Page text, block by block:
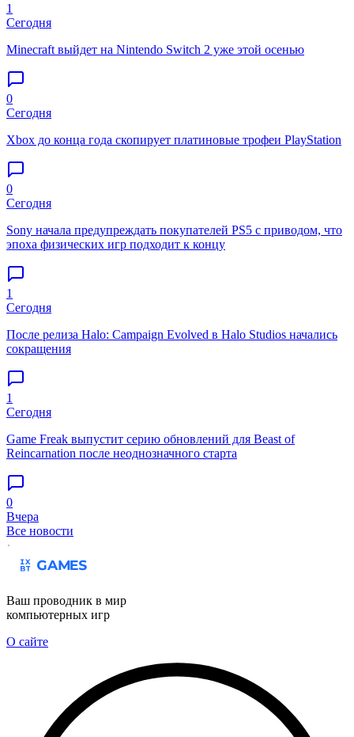
1
Сегодня
Minecraft выйдет на Nintendo Switch 2 уже этой осенью
0
Сегодня
Xbox до конца года скопирует платиновые трофеи PlayStation
0
Сегодня
Sony начала предупреждать покупателей PS5 с приводом, что
эпоха физических игр подходит к концу
1
Сегодня
После релиза Halo: Campaign Evolved в Halo Studios начались
сокращения
1
Сегодня
Game Freak выпустит серию обновлений для Beast of
Reincarnation после неоднозначного старта
0
Вчера
Все новости
Ваш проводник в мир
компьютерных игр
О сайте